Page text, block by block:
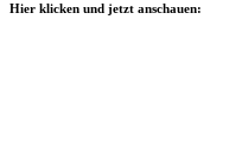
Hier klicken und jetzt anschauen: